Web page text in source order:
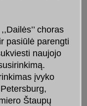
choras
pasiūlė parengti
naujojo
įvyko
Štaupų